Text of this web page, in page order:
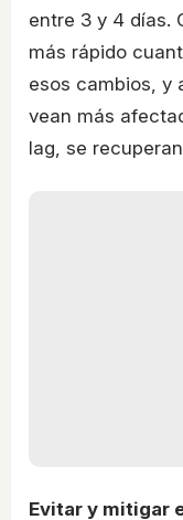
entre 3 y 4 días.
más rápido
esos cambios, y
vean más
lag, se
Evitar y mitigar